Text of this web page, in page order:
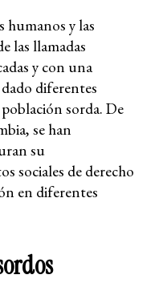
humanos y las
las llamadas
y con una
diferentes
sorda. De
se han
su
sociales de derecho
en diferentes